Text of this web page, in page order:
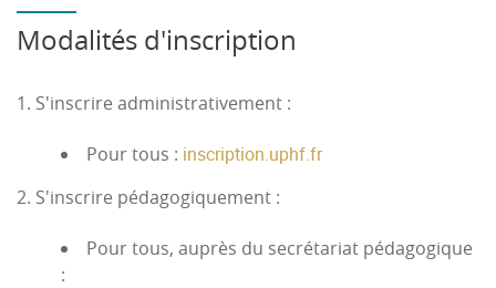
Les auditeurs libres sont acceptés, mais aucune
validation possible.
PlateformeParcoursupen L1
l'UPHF
Modalités d'admission :
Dossier
Modalités d'inscription
1. S'inscrire administrativement :
Pour tous : inscription.uphf.fr
2. S'inscrire pédagogiquement :
Pour tous, auprès du secrétariat pédagogique
: